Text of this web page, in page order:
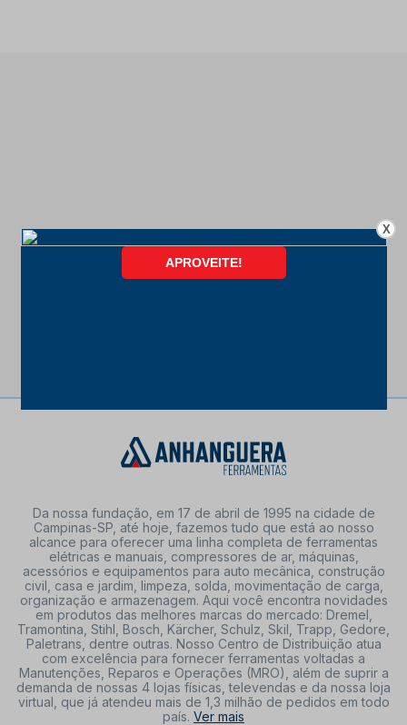
Da nossa fundação, em 17 de abril de 1995 na cidade de
Campinas-SP, até hoje, fazemos tudo que está ao nosso
alcance para oferecer uma linha completa de ferramentas
elétricas e manuais, compressores de ar, máquinas,
acessórios e equipamentos para auto mecânica, construção
civil, casa e jardim, limpeza, solda, movimentação de carga,
organização e armazenagem. Aqui você encontra novidades
em produtos das melhores marcas do mercado: Dremel,
Tramontina, Stihl, Bosch, Kärcher, Schulz, Skil, Trapp, Gedore,
Paletrans, dentre outras. Nosso Centro de Distribuição atua
com excelência para fornecer ferramentas voltadas a
Manutenções, Reparos e Operações (MRO), além de suprir a
demanda de nossas 4 lojas físicas, televendas e da nossa loja
virtual, que já atendeu mais de 1,3 milhão de pedidos em todo
país. Ver mais
X